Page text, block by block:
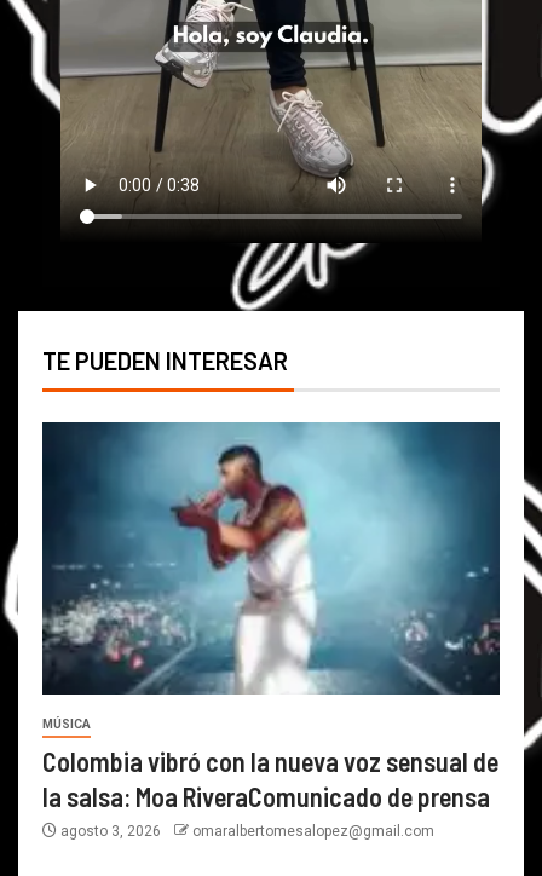
TE PUEDEN INTERESAR
MÚSICA
Colombia vibró con la nueva voz sensual de
la salsa: Moa RiveraComunicado de prensa
agosto 3, 2026 omaralbertomesalopez@gmail.com